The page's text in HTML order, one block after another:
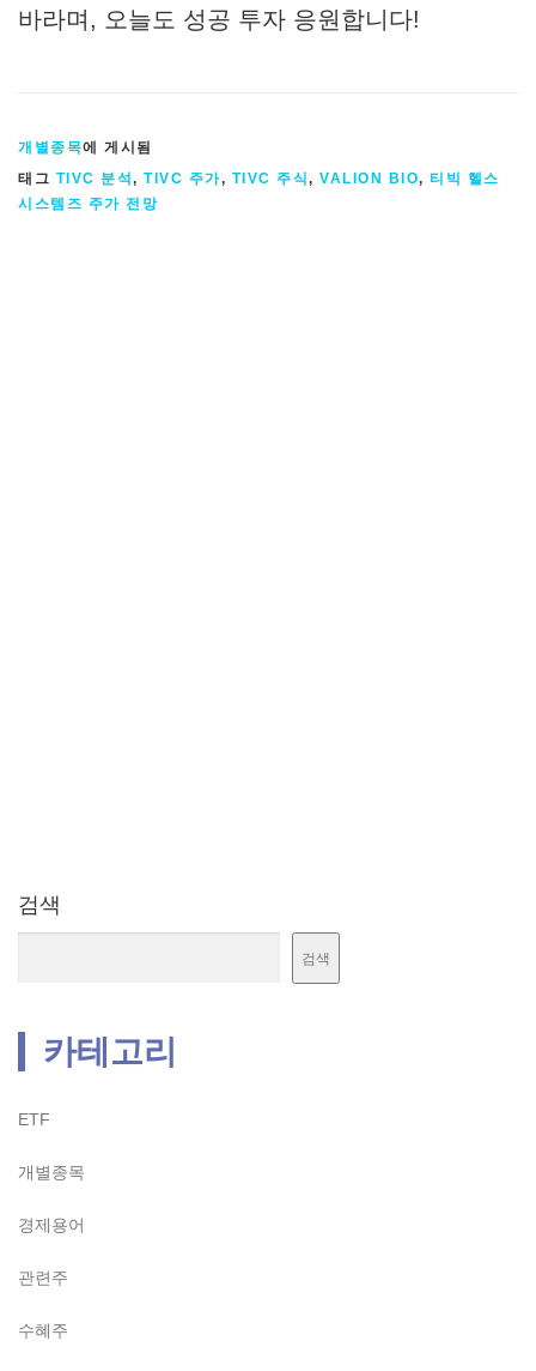
바라며, 오늘도 성공 투자 응원합니다!
개별종목에 게시됨
태그 TIVC 분석 , TIVC 주가, TIVC 주식, VALION BIO, 티빅 헬스
시스템즈 주가 전망
검색
검색
카테고리
ETF
개별종목
경제용어
관련주
수혜주